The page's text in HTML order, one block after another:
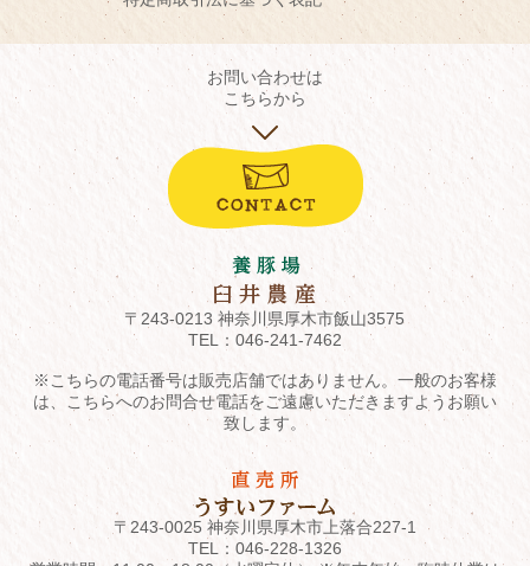
お問い合わせは
こちらから
〒243-0213 神奈川県厚木市飯山3575
TEL： 046-241-7462
※こちらの電話番号は販売店舗ではありません。一般のお客様
は、こちらへのお問合せ電話をご遠慮いただきますようお願い
致します。
〒243-0025 神奈川県厚木市上落合227-1
TEL： 046-228-1326